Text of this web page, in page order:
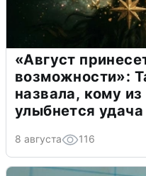
«Август
возможности»:
назвала, кому
улыбнется удача
8 августа 116